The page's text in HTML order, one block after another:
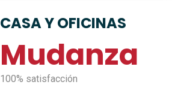
CASA Y OFICINAS
Mudanza
100% satisfacción